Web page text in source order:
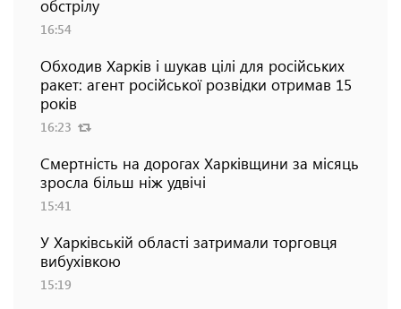
обстрілу
16:54
Обходив Харків і шукав цілі для російських
ракет: агент російської розвідки отримав 15
років
16:23
Смертність на дорогах Харківщини за місяць
зросла більш ніж удвічі
15:41
У Харківській області затримали торговця
вибухівкою
15:19